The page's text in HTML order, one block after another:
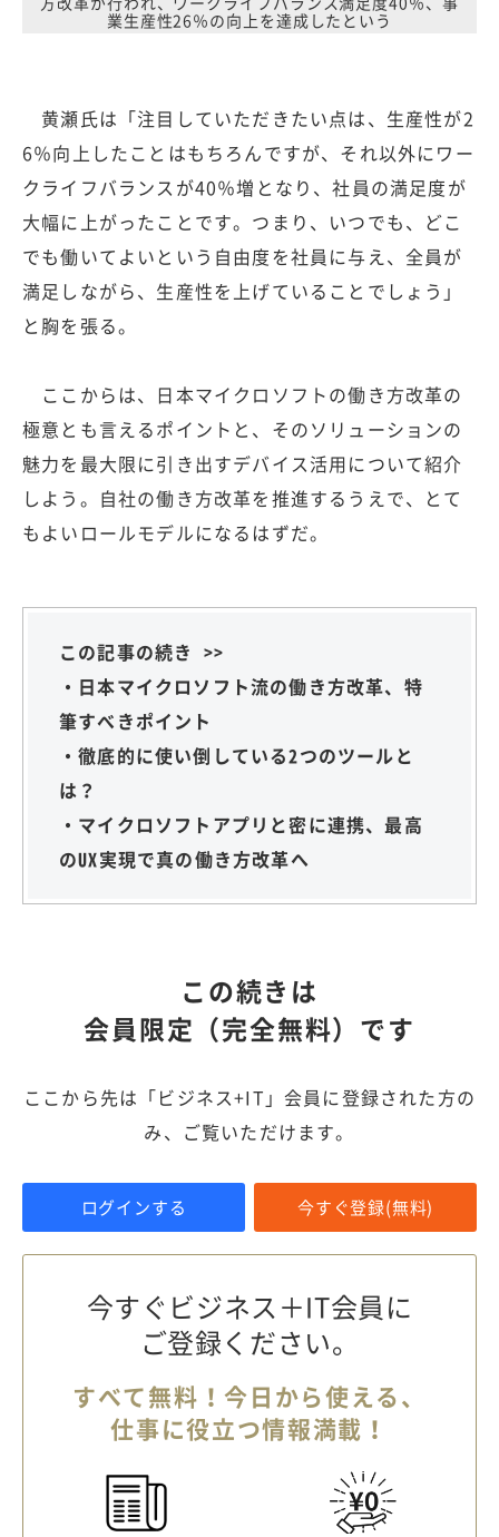
業生産性26％の向上を達成したという
黄瀬氏は「注目していただきたい点は、生産性が2
6％向上したことはもちろんですが、それ以外にワー
クライフバランスが40％増となり、社員の満足度が
大幅に上がったことです。つまり、いつでも、どこ
でも働いてよいという自由度を社員に与え、全員が
満足しながら、生産性を上げていることでしょう」
と胸を張る。
ここからは、日本マイクロソフトの働き方改革の
極意とも言えるポイントと、そのソリューションの
魅力を最大限に引き出すデバイス活用について紹介
しよう。自社の働き方改革を推進するうえで、とて
もよいロールモデルになるはずだ。
この記事の続き >>
・日本マイクロソフト流の働き方改革、特
筆すべきポイント
・徹底的に使い倒している2つのツールと
は？
・マイクロソフトアプリと密に連携、最高
のUX実現で真の働き方改革へ
この続きは
会員限定（完全無料）です
ここから先は「ビジネス+IT」会員に登録された方の
み、ご覧いただけます。
ログインする 今すぐ登録(無料)
今すぐビジネス＋IT会員に
ご登録ください。
すべて無料！今日から使える、
仕事に役立つ情報満載！